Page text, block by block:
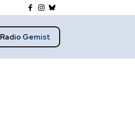
Radio Gemist